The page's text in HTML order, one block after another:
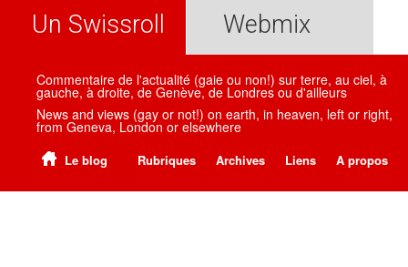
Un Swissroll Webmix
Commentaire de l'actualité (gaie ou non!) sur terre, au ciel, à
gauche, à droite, de Genève, de Londres ou d'ailleurs
News and views (gay or not!) on earth, in heaven, left or right,
from Geneva, London or elsewhere
Le blog Rubriques Archives Liens A propos